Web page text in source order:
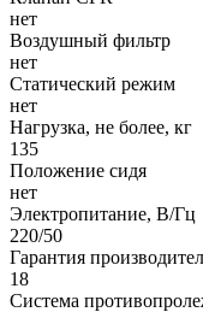
нет
Воздушный фильтр
нет
Статический режим
нет
Нагрузка, не более, кг
135
Положение сидя
нет
Электропитание, В/Гц
220/50
Гарантия
18
Система